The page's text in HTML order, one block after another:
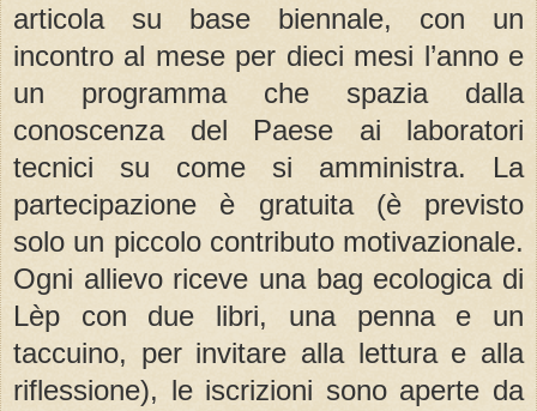
articola su base biennale, con un
incontro al mese per dieci mesi l’anno e
un programma che spazia dalla
conoscenza del Paese ai laboratori
tecnici su come si amministra. La
partecipazione è gratuita (è previsto
solo un piccolo contributo motivazionale.
Ogni allievo riceve una bag ecologica di
Lèp con due libri, una penna e un
taccuino, per invitare alla lettura e alla
riflessione), le iscrizioni sono aperte da